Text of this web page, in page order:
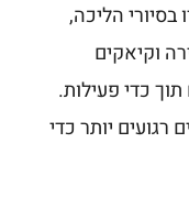
הליכה,
וקיאקים
כדי פעילות.
רגועים יותר כדי